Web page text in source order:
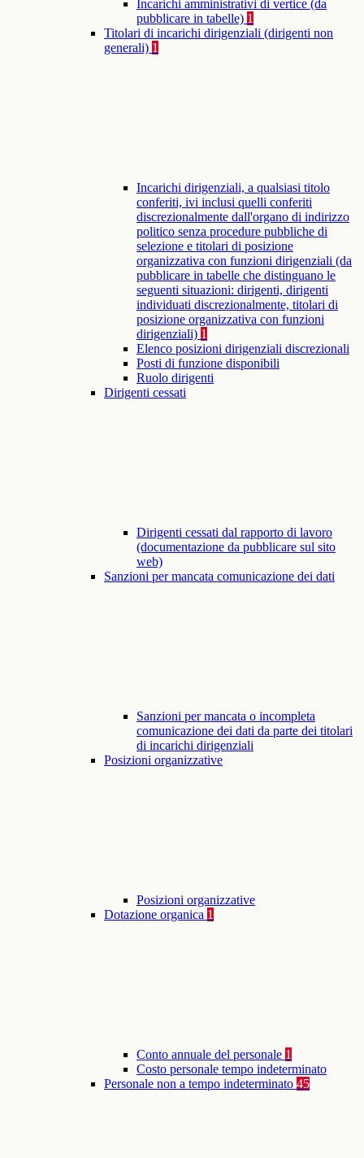
Incarichi amministrativi di vertice (da
pubblicare in tabelle) 1
Titolari di incarichi dirigenziali (dirigenti non
generali) 1
Incarichi dirigenziali, a qualsiasi titolo
conferiti, ivi inclusi quelli conferiti
discrezionalmente dall'organo di indirizzo
politico senza procedure pubbliche di
selezione e titolari di posizione
organizzativa con funzioni dirigenziali (da
pubblicare in tabelle che distinguano le
seguenti situazioni: dirigenti, dirigenti
individuati discrezionalmente, titolari di
posizione organizzativa con funzioni
dirigenziali) 1
Elenco posizioni dirigenziali discrezionali
Posti di funzione disponibili
Ruolo dirigenti
Dirigenti cessati
Dirigenti cessati dal rapporto di lavoro
(documentazione da pubblicare sul sito
web)
Sanzioni per mancata comunicazione dei dati
Sanzioni per mancata o incompleta
comunicazione dei dati da parte dei titolari
di incarichi dirigenziali
Posizioni organizzative
Posizioni organizzative
Dotazione organica 1
Conto annuale del personale 1
Costo personale tempo indeterminato
Personale non a tempo indeterminato 45